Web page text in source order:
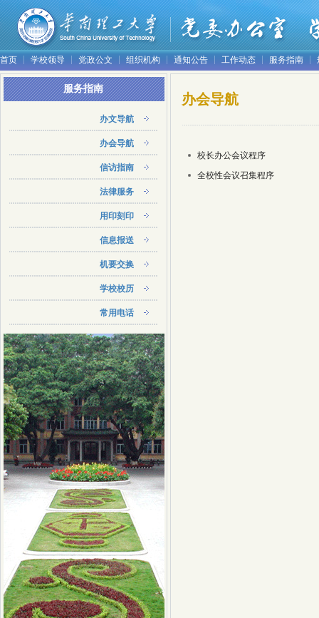
首页 学校领导 党政公文 组织机构 通知公告 工作动态 服务指南
服务指南
办文导航
办会导航
信访指南
法律服务
用印刻印
信息报送
机要交换
学校校历
常用电话
办会导航
校长办公会议程序
全校性会议召集程序